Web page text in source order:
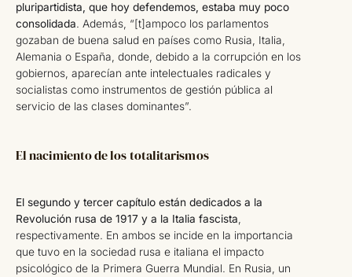
pluripartidista, que hoy defendemos, estaba muy poco
consolidada. Además, “[t]ampoco los parlamentos
gozaban de buena salud en países como Rusia, Italia,
Alemania o España, donde, debido a la corrupción en los
gobiernos, aparecían ante intelectuales radicales y
socialistas como instrumentos de gestión pública al
servicio de las clases dominantes”.
El nacimiento de los totalitarismos
El segundo y tercer capítulo están dedicados a la
Revolución rusa de 1917 y a la Italia fascista
respectivamente. En ambos se incide en la importancia
que tuvo en la sociedad rusa e italiana el impacto
psicológico de la Primera Guerra Mundial. En Rusia, un